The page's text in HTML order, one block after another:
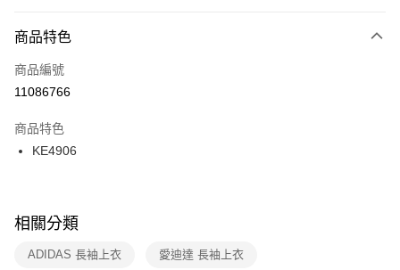
３．安心：先確認商品／服務後，再付款。
【「AFTEE先享後付」結帳流程】
１．於結帳方式選擇「AFTEE先享後付」後，將跳轉至「AFTEE先享後付」
２．訂單成立數日內，您將收到繳費通知簡訊。
３．收到繳費通知簡訊後14天內，點擊此簡訊中的連結，可透過四大超商／
ATM／網路銀行／等多元方式進行付款，方視為交易完成。
※ 交易是否成功請以「AFTEE先享後付 」之結帳頁面顯示為準，若有關於
是否繳費成功／繳費後需取消欲退款等相關疑問，請聯繫「AFTEE先享後付
客戶支援中心」https://netprotections.freshdesk.com/support/home
每筆NT$100，滿NT$1,500(含以上)免運費
宅配
每筆NT$100，滿NT$1,500(含以上)免運費
付款後門市自取
每筆NT$100，滿NT$1,500(含以上)免運費
商品特色
商品編號
11086766
商品特色
KE4906
相關分類
ADIDAS 長袖上衣 愛迪達 長袖上衣